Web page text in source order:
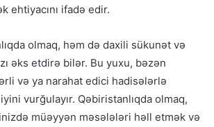
ehtiyacını ifadə edir.
olmaq, həm də daxili sükunət və
əks etdirə bilər. Bu yuxu, bəzən
və ya narahat edici hadisələrlə
vurğulayır. Qəbiristanlıqda olmaq,
müəyyən məsələləri həll etmək və